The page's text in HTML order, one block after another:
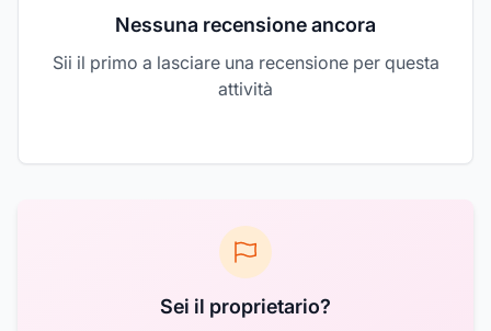
Nessuna recensione ancora
Sii il primo a lasciare una recensione per questa
attività
Sei il proprietario?